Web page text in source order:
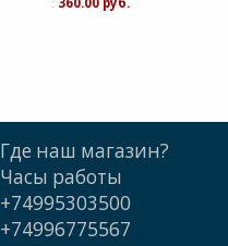
Где наш магазин?
Часы работы
+74995303500
+74996775567